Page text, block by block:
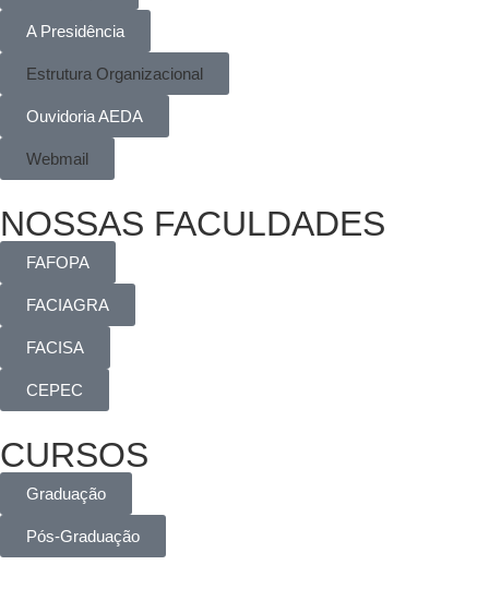
A Presidência
Estrutura Organizacional
Ouvidoria AEDA
Webmail
NOSSAS FACULDADES
FAFOPA
FACIAGRA
FACISA
CEPEC
CURSOS
Graduação
Pós-Graduação